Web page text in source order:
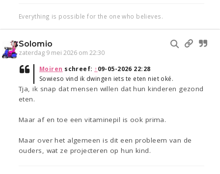
Everything is possible for the one who believes.
Solomio
zaterdag 9 mei 2026 om 22:30
Moiren schreef: ↑09-05-2026 22:28
Sowieso vind ik dwingen iets te eten niet oké.
Tja, ik snap dat mensen willen dat hun kinderen gezond
eten.
Maar af en toe een vitaminepil is ook prima.
Maar over het algemeen is dit een probleem van de
ouders, wat ze projecteren op hun kind.